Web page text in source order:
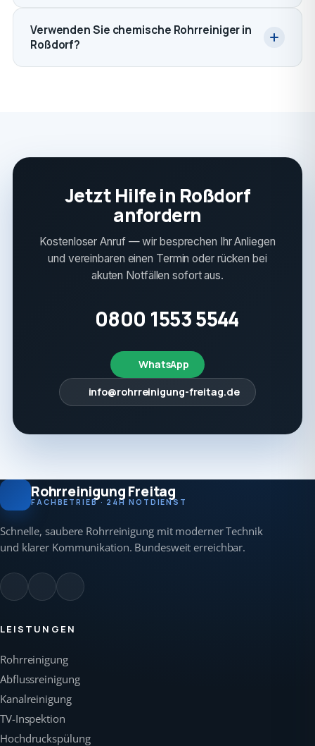
Verwenden Sie chemische Rohrreiniger in
Roßdorf?
Jetzt Hilfe in Roßdorf
anfordern
Kostenloser Anruf — wir besprechen Ihr Anliegen
und vereinbaren einen Termin oder rücken bei
akuten Notfällen sofort aus.
0800 1553 5544
WhatsApp
info@rohrreinigung-freitag.de
Rohrreinigung Freitag
FACHBETRIEB · 24H NOTDIENST
Schnelle, saubere Rohrreinigung mit moderner Technik
und klarer Kommunikation. Bundesweit erreichbar.
LEISTUNGEN
Rohrreinigung
Abflussreinigung
Kanalreinigung
TV-Inspektion
Hochdruckspülung